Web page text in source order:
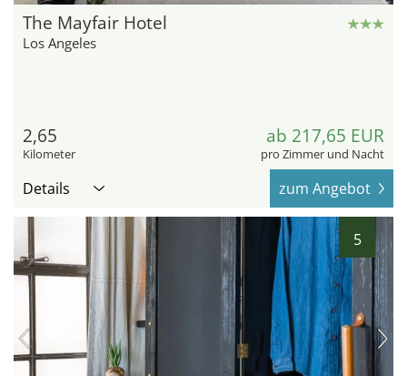
The Mayfair Hotel
Los Angeles
2,65
Kilometer
ab 217,65 EUR
pro Zimmer und Nacht
Details zum Angebot
5